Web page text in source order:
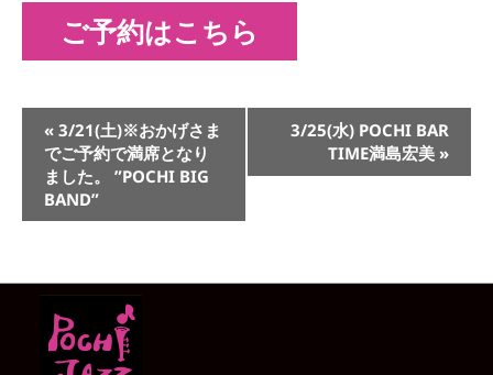
ご予約はこちら
イ
ベ
ト
ナ
ー
« 3/21(土)※おかげさま
でご予約で満席となり
ました。 ”POCHI BIG
BAND”
3/25(水) POCHI BAR
TIME満島宏美 »